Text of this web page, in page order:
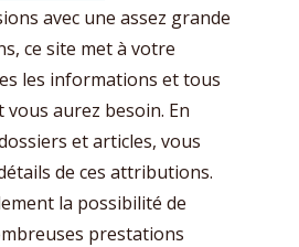
avec une assez grande
ce site met à votre
les informations et tous
vous aurez besoin. En
et articles, vous
de ces attributions.
la possibilité de
prestations